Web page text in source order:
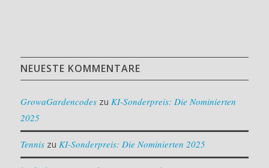
NEUESTE KOMMENTARE
GrowaGardencodeszu KI-Sonderpreis: Die Nominierten
2025
Tenniszu KI-Sonderpreis: Die Nominierten 2025